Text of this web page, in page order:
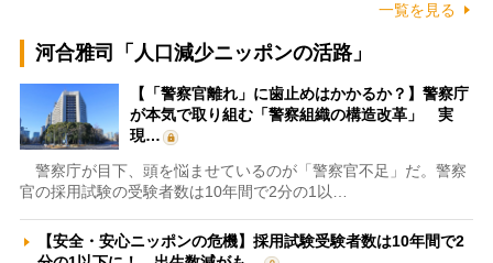
一覧を見る
河合雅司「人口減少ニッポンの活路」
【「警察官離れ」に歯止めはかかるか？】警察庁
が本気で取り組む「警察組織の構造改革」 実
現…
警察庁が目下、頭を悩ませているのが「警察官不足」だ。警察
官の採用試験の受験者数は10年間で2分の1以…
【安全・安心ニッポンの危機】採用試験受験者数は10年間で2